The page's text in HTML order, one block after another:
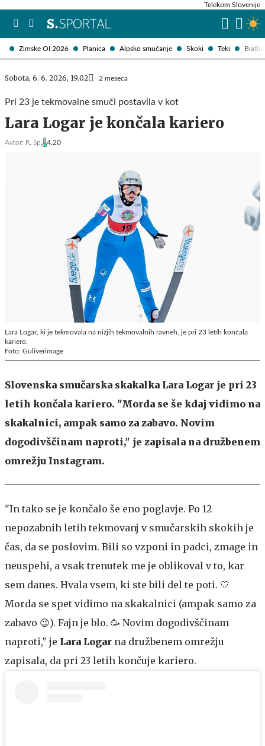
Zimske OI 2026 Planica Alpsko smučanje Skoki Teki
Telekom Slovenije
Sobota, 6. 6. 2026, 19.02 2 meseca
Pri 23 je tekmovalne smuči postavila v kot
Lara Logar je končala kariero
Avtor: R. Sp. 4,20
Lara Logar, ki je tekmovala na nižjih tekmovalnih ravneh, je pri 23 letih končala
kariero.
Foto: Guliverimage
Slovenska smučarska skakalka Lara Logar je pri 23
letih končala kariero. "Morda se še kdaj vidimo na
skakalnici, ampak samo za zabavo. Novim
dogodivščinam naproti," je zapisala na družbenem
omrežju Instagram.
"In tako se je končalo še eno poglavje. Po 12
nepozabnih letih tekmovanj v smučarskih skokih je
čas, da se poslovim. Bili so vzponi in padci, zmage in
neuspehi, a vsak trenutek me je oblikoval v to, kar
sem danes. Hvala vsem, ki ste bili del te poti. 🤍
Morda se spet vidimo na skakalnici (ampak samo za
zabavo 😉). Fajn je blo. 🥳 Novim dogodivščinam
naproti," je Lara Logar na družbenem omrežju
zapisala, da pri 23 letih končuje kariero.